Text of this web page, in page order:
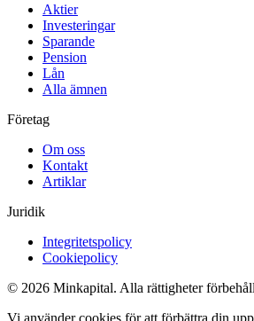
Aktier
Investeringar
Sparande
Pension
Lån
Alla ämnen
Företag
Om oss
Kontakt
Artiklar
Juridik
Integritetspolicy
Cookiepolicy
© 2026 Minkapital. Alla rättigheter
Vi använder cookies för att förbättra din